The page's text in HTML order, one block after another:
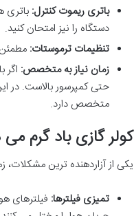
باتری ریموت کنترل:
دستگاه را نیز امتحان کنید.
تنظیمات ترموستات:
زمان نیاز به متخصص:
حتی کمپرسور بالاست. در
متخصص دارد.
کولر گازی باد گرم
یکی از آزاردهنده ترین مشکلات،
تمیزی فیلترها: فیلترهای